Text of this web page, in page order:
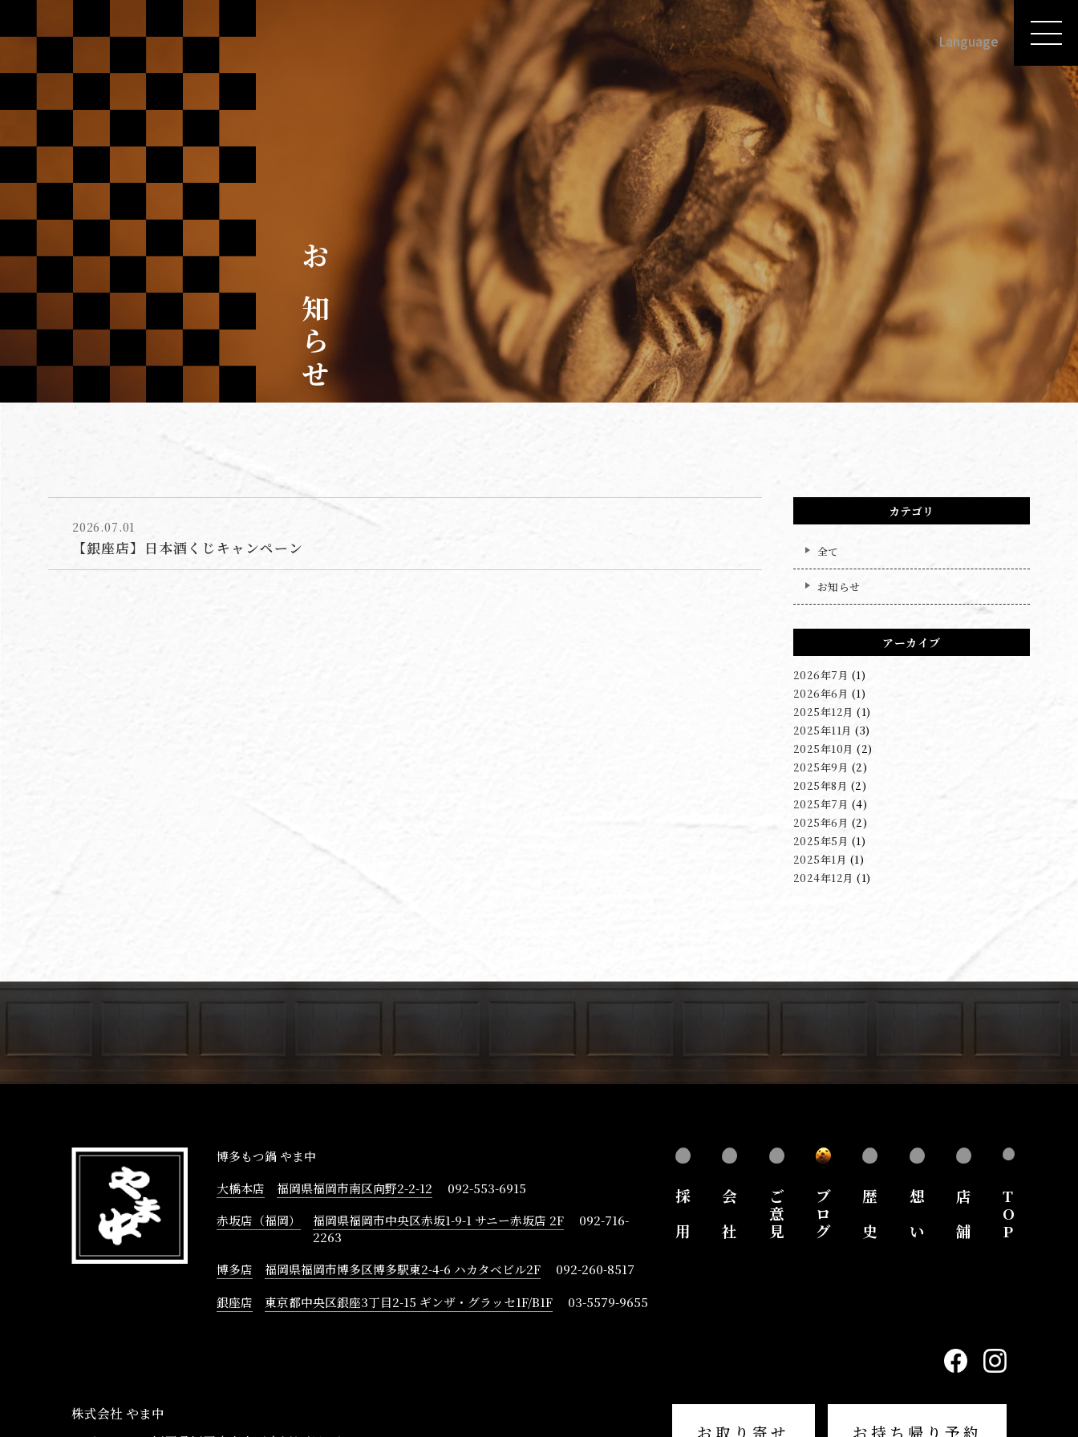
Language
中文(简体)旧版
お
知
ら
せ
2026.07.01
【銀座店】日本酒くじキャンペーン
カテゴリ
全て
お知らせ
アーカイブ
2026年7月 (1)
2026年6月 (1)
2025年12月 (1)
2025年11月 (3)
2025年10月 (2)
2025年9月 (2)
2025年8月 (2)
2025年7月 (4)
2025年6月 (2)
2025年5月 (1)
2025年1月 (1)
2024年12月 (1)
博多もつ鍋 やま中
大橋本店
福岡県福岡市南区向野2-2-12
092-553-6915
赤坂店（福岡）
福岡県福岡市中央区赤坂1-9-1 サニー赤坂店 2F
092-716-
2263
博多店
福岡県福岡市博多区博多駅東2-4-6 ハカタベビル2F
092-260-8517
銀座店
東京都中央区銀座3丁目2-15 ギンザ・グラッセ1F/B1F 03-5579-9655
歴
史
想
い
店
舗
T
O
P
採
用
会
社
ご
意
見
ブ
ロ
グ
お取り寄せ お持ち帰り予約
株式会社 やま中